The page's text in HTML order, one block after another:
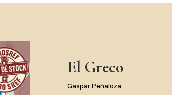
El Greco
Gaspar Peñaloza